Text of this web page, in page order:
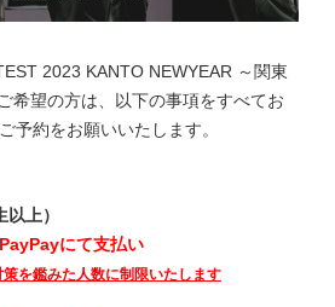
2023 KANTO NEWYEAR ～関東
希望の方は、以下の事項をすべてお
予約をお願いいたします。
上）
にて支払い
を鑑みた人数に制限いたします